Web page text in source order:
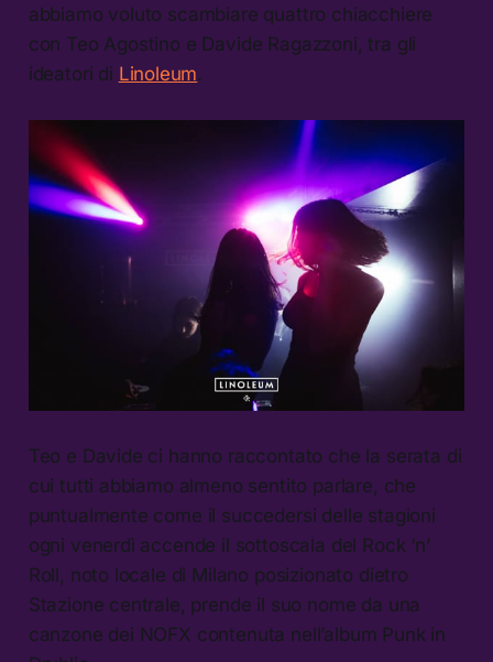
abbiamo voluto scambiare quattro chiacchiere
con Teo Agostino e Davide Ragazzoni, tra gli
ideatori di Linoleum.
Teo e Davide ci hanno raccontato che la serata di
cui tutti abbiamo almeno sentito parlare, che
puntualmente come il succedersi delle stagioni
ogni venerdì accende il sottoscala del Rock ‘n’
Roll, noto locale di Milano posizionato dietro
Stazione centrale, prende il suo nome da una
canzone dei NOFX contenuta nell’album Punk in